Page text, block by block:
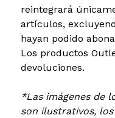
reintegrará
artículos,
hayan podido
Los productos
devoluciones.
*Las imágenes de
son ilustrativos,